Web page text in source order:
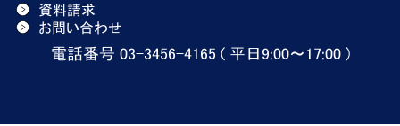
資料請求
お問い合わせ
電話番号 03-3456-4165 ( 平日9:00〜17:00 )